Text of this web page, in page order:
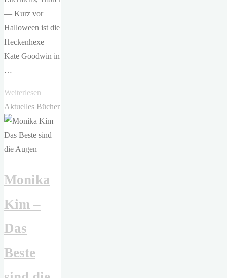
— Kurz vor
Halloween ist die
Heckenhexe
Kate Goodwin in
…
Weiterlesen
Kinney
–
A
Secret
Aktuelles Bücher
Monika
Kim –
Das
Beste